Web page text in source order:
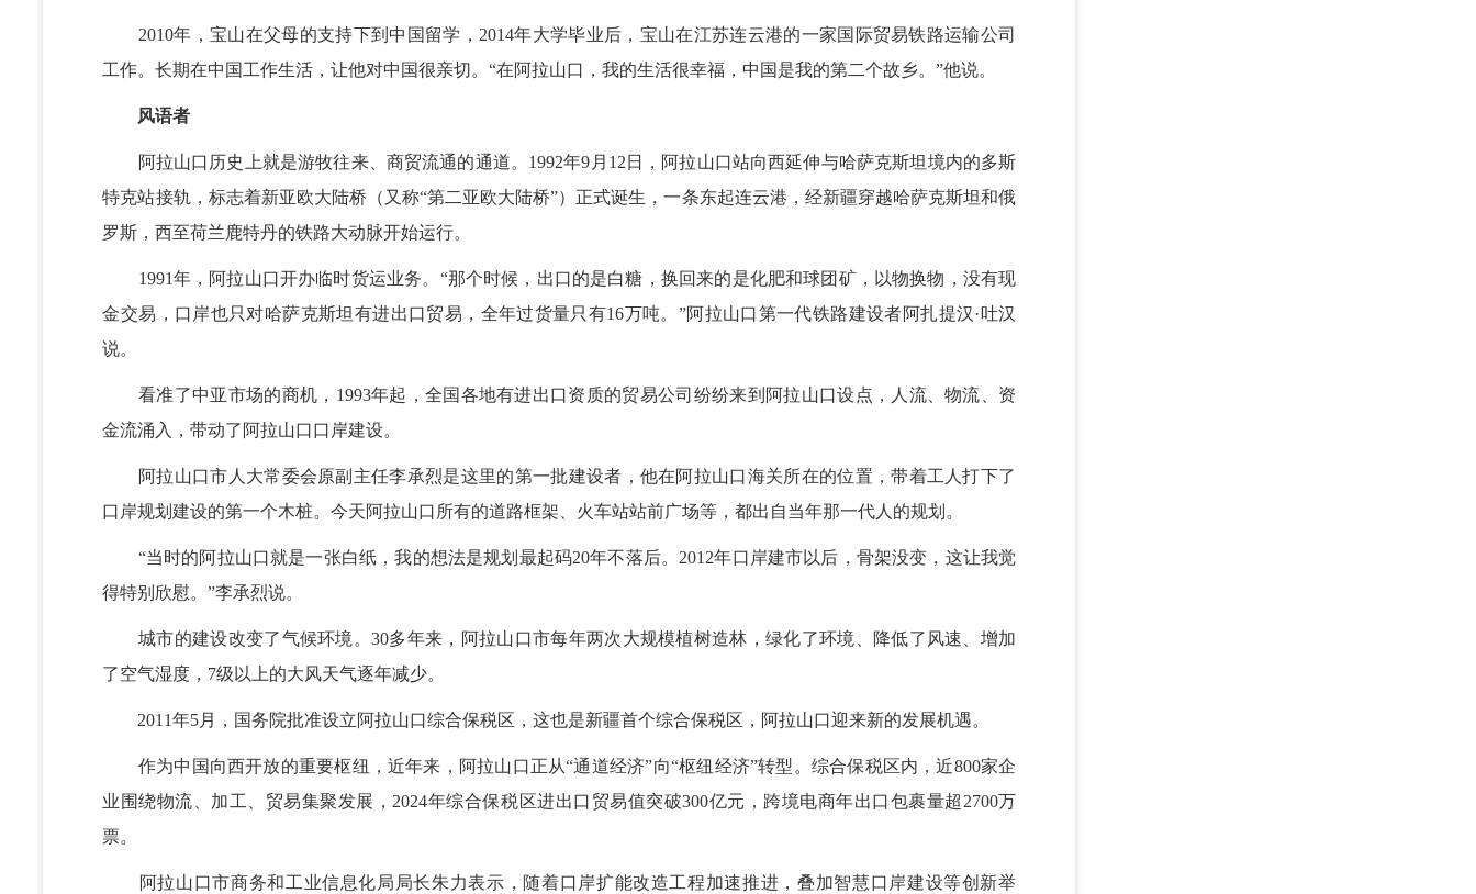
2010年，宝山在父母的支持下到中国留学，2014年大学毕业后，宝山在江苏连云港的一家国际贸易铁路运输公司
工作。长期在中国工作生活，让他对中国很亲切。“在阿拉山口，我的生活很幸福，中国是我的第二个故乡。”他说。
风语者
阿拉山口历史上就是游牧往来、商贸流通的通道。1992年9月12日，阿拉山口站向西延伸与哈萨克斯坦境内的多斯
特克站接轨，标志着新亚欧大陆桥（又称“第二亚欧大陆桥”）正式诞生，一条东起连云港，经新疆穿越哈萨克斯坦和俄
罗斯，西至荷兰鹿特丹的铁路大动脉开始运行。
1991年，阿拉山口开办临时货运业务。“那个时候，出口的是白糖，换回来的是化肥和球团矿，以物换物，没有现
金交易，口岸也只对哈萨克斯坦有进出口贸易，全年过货量只有16万吨。”阿拉山口第一代铁路建设者阿扎提汉·吐汉
说。
看准了中亚市场的商机，1993年起，全国各地有进出口资质的贸易公司纷纷来到阿拉山口设点，人流、物流、资
金流涌入，带动了阿拉山口口岸建设。
阿拉山口市人大常委会原副主任李承烈是这里的第一批建设者，他在阿拉山口海关所在的位置，带着工人打下了
口岸规划建设的第一个木桩。今天阿拉山口所有的道路框架、火车站站前广场等，都出自当年那一代人的规划。
“当时的阿拉山口就是一张白纸，我的想法是规划最起码20年不落后。2012年口岸建市以后，骨架没变，这让我觉
得特别欣慰。”李承烈说。
城市的建设改变了气候环境。30多年来，阿拉山口市每年两次大规模植树造林，绿化了环境、降低了风速、增加
了空气湿度，7级以上的大风天气逐年减少。
2011年5月，国务院批准设立阿拉山口综合保税区，这也是新疆首个综合保税区，阿拉山口迎来新的发展机遇。
作为中国向西开放的重要枢纽，近年来，阿拉山口正从“通道经济”向“枢纽经济”转型。综合保税区内，近800家企
业围绕物流、加工、贸易集聚发展，2024年综合保税区进出口贸易值突破300亿元，跨境电商年出口包裹量超2700万
票。
阿拉山口市商务和工业信息化局局长朱力表示，随着口岸扩能改造工程加速推进，叠加智慧口岸建设等创新举